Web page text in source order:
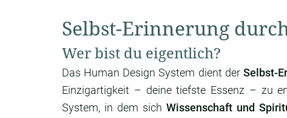
Selbst-Erinnerung
Wer bist du eigentlich?
Das Human Design System dient der Selbst-
Einzigartigkeit – deine tiefste Essenz – zu
System, in dem sich Wissenschaft und